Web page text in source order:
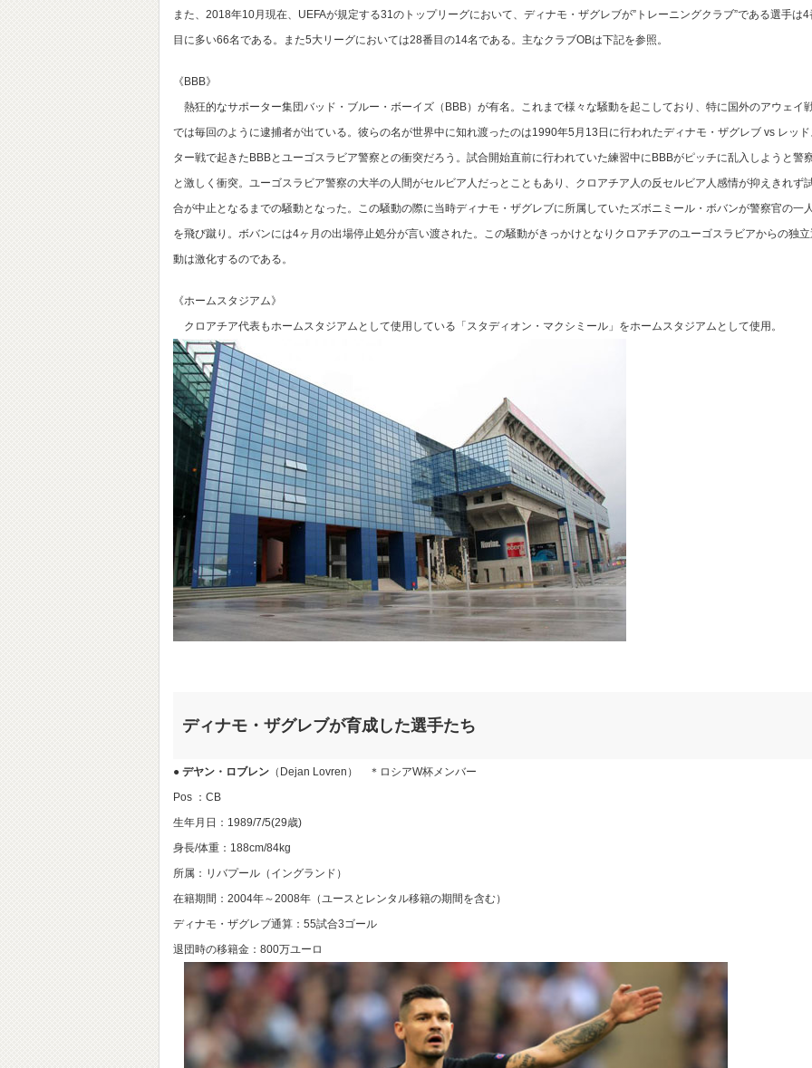
また、2018年10月現在、UEFAが規定する31のトップリーグにおいて、ディナモ・ザグレブが”トレーニングクラブ”である選手は4
目に多い66名である。また5大リーグにおいては28番目の14名である。主なクラブOBは下記を参照。
《BBB》
熱狂的なサポーター集団バッド・ブルー・ボーイズ（BBB）が有名。これまで様々な騒動を起こしており、特に国外のアウェイ
では毎回のように逮捕者が出ている。彼らの名が世界中に知れ渡ったのは1990年5月13日に行われたディナモ・ザグレブ vs レッド
ター戦で起きたBBBとユーゴスラビア警察との衝突だろう。試合開始直前に行われていた練習中にBBBがピッチに乱入しようと警
と激しく衝突。ユーゴスラビア警察の大半の人間がセルビア人だっとこともあり、クロアチア人の反セルビア人感情が抑えきれず
合が中止となるまでの騒動となった。この騒動の際に当時ディナモ・ザグレブに所属していたズボニミール・ボバンが警察官の一人
を飛び蹴り。ボバンには4ヶ月の出場停止処分が言い渡された。この騒動がきっかけとなりクロアチアのユーゴスラビアからの独立
動は激化するのである。
《ホームスタジアム》
クロアチア代表もホームスタジアムとして使用している「スタディオン・マクシミール」をホームスタジアムとして使用。
ディナモ・ザグレブが育成した選手たち
● デヤン・ロブレン （Dejan Lovren） ＊ロシアW杯メンバー
Pos ：CB
生年月日：1989/7/5(29歳)
身長/体重：188cm/84kg
所属：リバプール（イングランド）
在籍期間：2004年～2008年（ユースとレンタル移籍の期間を含む）
ディナモ・ザグレブ通算：55試合3ゴール
退団時の移籍金：800万ユーロ